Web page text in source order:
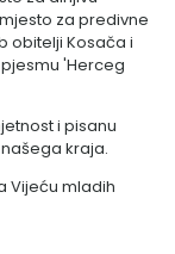
mjesto za predivne
obitelji Kosača i
'Herceg
i pisanu
kraja.
Vijeću mladih